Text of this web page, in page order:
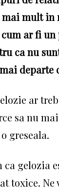
mult
ar fi
ca nu
departe
ar
sa nu
greseala.
gelozia
toxice.